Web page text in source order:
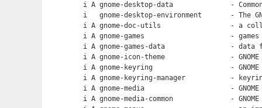
i A gnome-desktop-data              - Common
i   gnome-desktop-environment       - The
i A gnome-doc-utils                 - a
i A gnome-games                     - games
i A gnome-games-data                - data
i A gnome-icon-theme                - GNOME
i A gnome-keyring                   - GNOME
i A gnome-keyring-manager           - keyring
i A gnome-media                     -
i A gnome-media-common              -